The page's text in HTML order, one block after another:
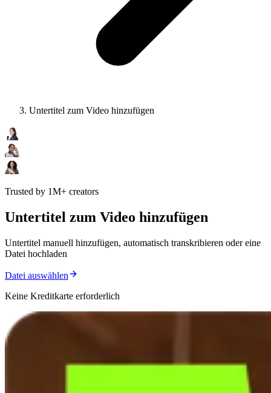
Untertitel zum Video hinzufügen
Trusted by 1M+ creators
Untertitel zum Video hinzufügen
Untertitel manuell hinzufügen, automatisch transkribieren oder eine
Datei hochladen
Datei auswählen
Keine Kreditkarte erforderlich